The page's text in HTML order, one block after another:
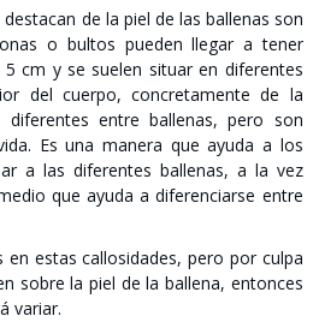
de la piel de las ballenas son
o bultos pueden llegar a tener
cm y se suelen situar en diferentes
del cuerpo, concretamente de la
diferentes entre ballenas, pero son
Es una manera que ayuda a los
a las diferentes ballenas, a la vez
que ayuda a diferenciarse entre
en estas callosidades, pero por culpa
sobre la piel de la ballena, entonces
variar.